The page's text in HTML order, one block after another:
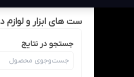
ست های ابزار و لوازم
جستجو در نتایج